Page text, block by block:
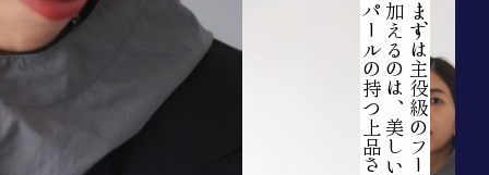
パールの持つ上品さ。